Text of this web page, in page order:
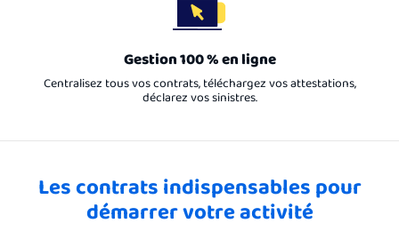
Gestion 100 % en ligne
Centralisez tous vos contrats, téléchargez vos attestations,
déclarez vos sinistres.
Les contrats indispensables pour
démarrer votre activité